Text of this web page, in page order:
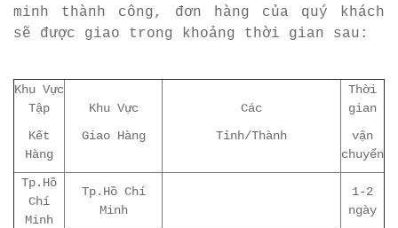
minh thành công, đơn hàng của quý khách
sẽ được giao trong khoảng thời gian sau:
Khu Vực
Tập
Kết
Hàng
Khu Vực
Giao Hàng
Các
Tỉnh/Thành
Thời
gian
vận
chuyển
Tp.Hồ
Chí
Minh
Tp.Hồ Chí
Minh
1-2
ngày